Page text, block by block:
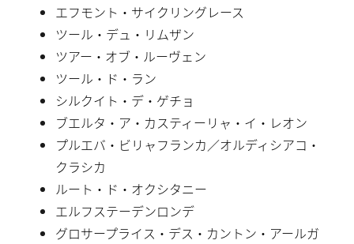
エフモント・サイクリングレース
ツール・デュ・リムザン
ツアー・オブ・ルーヴェン
ツール・ド・ラン
シルクイト・デ・ゲチョ
ブエルタ・ア・カスティーリャ・イ・レオン
プルエバ・ビリャフランカ／オルディシアコ・
クラシカ
ルート・ド・オクシタニー
エルフステーデンロンデ
グロサープライス・デス・カントン・アールガ